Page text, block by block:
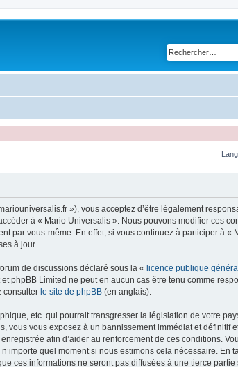
»), vous acceptez d’être légalement
à « Mario Universalis ». Nous pouvons modifier ces
par vous-même. En effet, si vous continuez à participer à «
à jour.
de discussions déclaré sous la « licence publique
phpBB Limited ne peut en aucun cas être tenu comme
consulter le site de phpBB (en anglais).
etc. qui pourrait transgresser la législation de votre
vous vous exposez à un bannissement immédiat et définitif
afin d’aider au renforcement de ces conditions.
quel moment si nous estimons cela nécessaire. En
ces informations ne seront pas diffusées à une tierce partie